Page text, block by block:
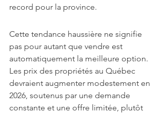
record pour la province.
Cette tendance haussière ne signifie
pas pour autant que vendre est
automatiquement la meilleure option.
Les prix des propriétés au Québec
devraient augmenter modestement en
2026, soutenus par une demande
constante et une offre limitée, plutôt